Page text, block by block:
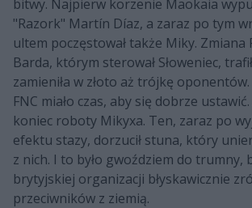
bitwy. Najpierw korzenie Maokaia
"Razork" Martín Díaz, a zaraz po tym
ultem poczęstował także Miky. Zmiana
Barda, którym sterował Słoweniec,
zamieniła w złoto aż trójkę
FNC miało czas, aby się dobrze
koniec roboty Mikyxa. Ten, zaraz po
efektu stazy, dorzucił stuna, który
z nich. I to było gwoździem do trumny,
brytyjskiej organizacji błyskawicznie
przeciwników z ziemią.